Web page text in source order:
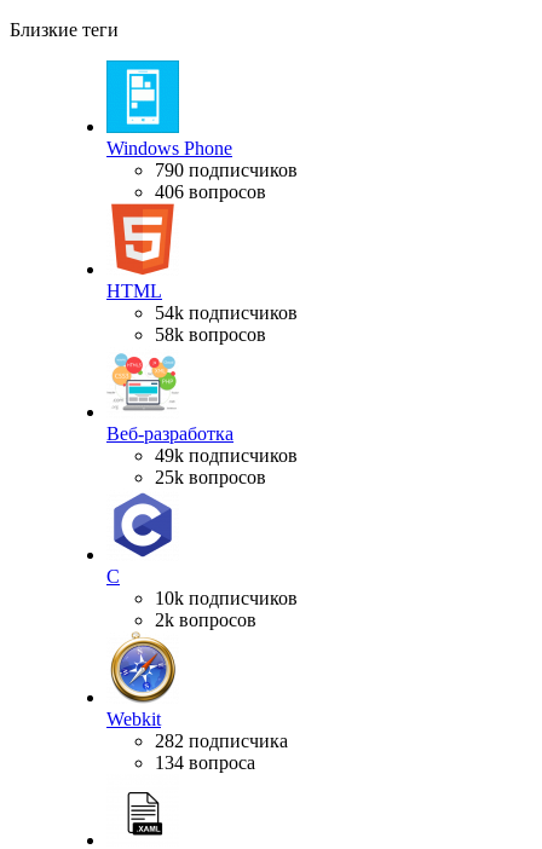
Близкие теги
Windows Phone
790 подписчиков
406 вопросов
HTML
54k подписчиков
58k вопросов
Веб-разработка
49k подписчиков
25k вопросов
C
10k подписчиков
2k вопросов
Webkit
282 подписчика
134 вопроса